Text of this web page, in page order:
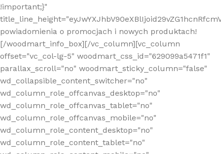
!important;}"
powiadomienia o promocjach i nowych produktach!
[/woodmart_info_box][/vc_column][vc_column
offset="vc_col-lg-5" woodmart_css_id="629099a5471f1"
parallax_scroll="no" woodmart_sticky_column="false"
wd_collapsible_content_switcher="no"
wd_column_role_offcanvas_desktop="no"
wd_column_role_offcanvas_tablet="no"
wd_column_role_offcanvas_mobile="no"
wd_column_role_content_desktop="no"
wd_column_role_content_tablet="no"